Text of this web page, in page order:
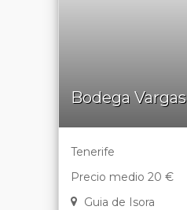
Bodega Vargas
Tenerife
Precio medio 20 €
Guia de Isora